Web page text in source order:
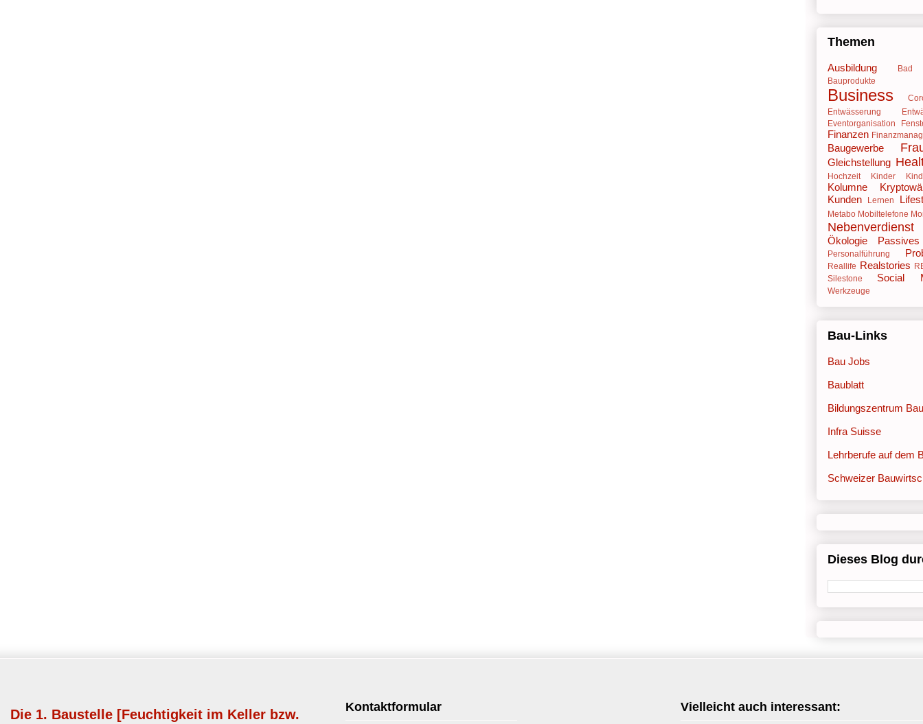
Themen
Ausbildung
Bad
Bauprodukte
Business
Entwässerung
Eventorganisation
Finanzen
Baugewerbe
Gleichstellung
Hochzeit Kinder
Kolumne
Kunden
Lernen
Metabo Mobiltelefone
Nebenverdienst
Ökologie
Personalführung
Reallife Realstories
Silestone
Social
Werkzeuge
Bau-Links
Bau Jobs
Baublatt
Bildungszentrum Bau
Infra Suisse
Lehrberufe auf dem
Schweizer
Dieses Blog
Die 1. Baustelle [Feuchtigkeit im Keller bzw.
Kontaktformular Vielleicht auch interessant: